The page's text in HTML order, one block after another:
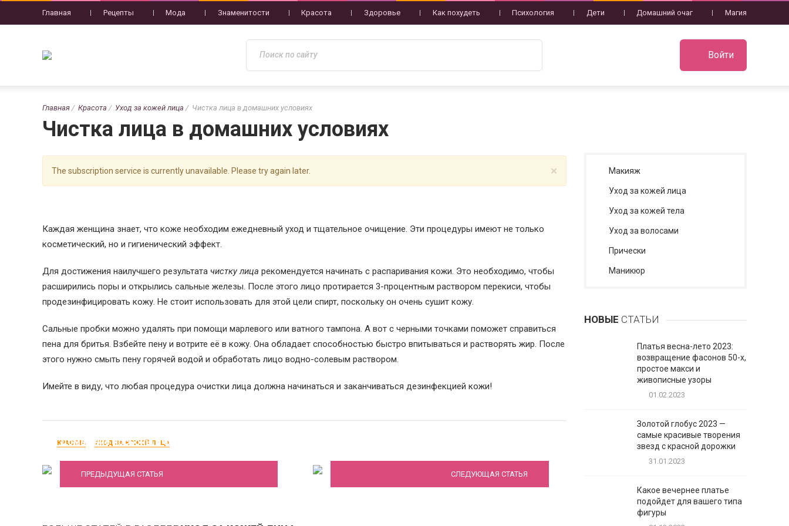
Главная Рецепты Мода Знаменитости Красота Здоровье Как похудеть Психология Дети Домашний очаг Магия
Войти
Главная Красота Уход за кожей лица Чистка лица в домашних условиях
Чистка лица в домашних условиях
×
The subscription service is currently unavailable. Please try again later.
Каждая женщина знает, что коже необходим ежедневный уход и тщательное очищение. Эти процедуры имеют не только
косметический, но и гигиенический эффект.
Для достижения наилучшего результата чистку лица рекомендуется начинать с распаривания кожи. Это необходимо, чтобы
расширились поры и открылись сальные железы. После этого лицо протирается 3-процентным раствором перекиси, чтобы
продезинфицировать кожу. Не стоит использовать для этой цели спирт, поскольку он очень сушит кожу.
Сальные пробки можно удалять при помощи марлевого или ватного тампона. А вот с черными точками поможет справиться
пена для бритья. Взбейте пену и вотрите её в кожу. Она обладает способностью быстро впитываться и растворять жир. После
этого нужно смыть пену горячей водой и обработать лицо водно-солевым раствором.
Имейте в виду, что любая процедура очистки лица должна начинаться и заканчиваться дезинфекцией кожи!
КРАСОТА УХОД ЗА КОЖЕЙ ЛИЦА
Домашние лосьоны и фруктовый лед
ПРЕДЫДУЩАЯ СТАТЬЯ СЛЕДУЮЩАЯ СТАТЬЯ
Макияж
Уход за кожей лица
Уход за кожей тела
Уход за волосами
Прически
Маникюр
НОВЫЕ СТАТЬИ
Платья весна-лето 2023:
возвращение фасонов 50-х,
простое макси и
живописные узоры
01.02.2023
Золотой глобус 2023 —
самые красивые творения
звезд с красной дорожки
31.01.2023
Какое вечернее платье
подойдет для вашего типа
фигуры